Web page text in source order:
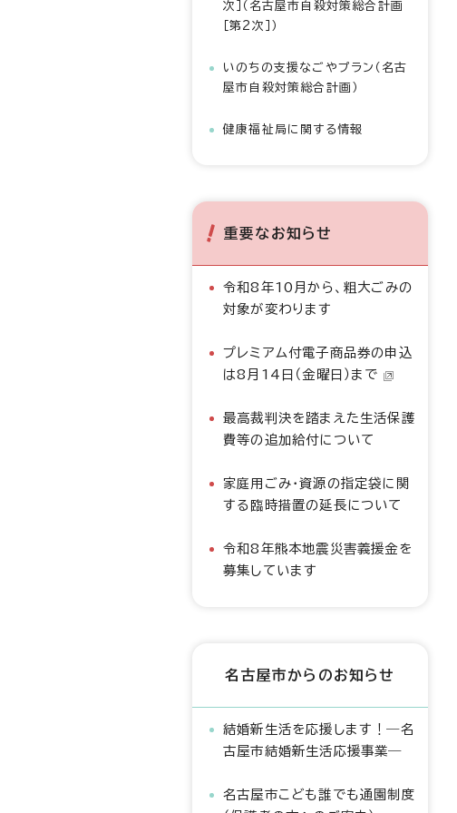
次］（名古屋市自殺対策総合計画
［第2次］）
いのちの支援なごやプラン（名古
屋市自殺対策総合計画）
健康福祉局に関する情報
重要なお知らせ
令和8年10月から、粗大ごみの
対象が変わります
プレミアム付電子商品券の申込
は8月14日（金曜日）まで
最高裁判決を踏まえた生活保護
費等の追加給付について
家庭用ごみ・資源の指定袋に関
する臨時措置の延長について
令和8年熊本地震災害義援金を
募集しています
名古屋市からのお知らせ
結婚新生活を応援します！―名
古屋市結婚新生活応援事業―
名古屋市こども誰でも通園制度